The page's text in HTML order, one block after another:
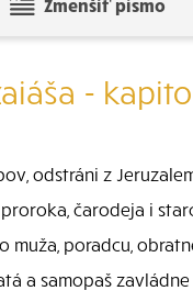
-
odstráni z
čarodeja i
muža, poradcu,
a samopaš